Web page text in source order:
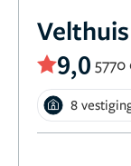
9,0
8